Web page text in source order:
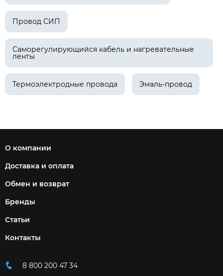
Провод СИП
Саморегулирующийся кабель и нагревательные
ленты
Термоэлектродные провода Эмаль-провод
О компании
Доставка и оплата
Обмен и возврат
Бренды
Статьи
Контакты
8 800 200 47 34